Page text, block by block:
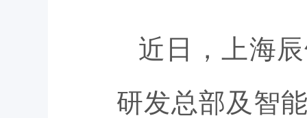
近日，上海
研发总部及智